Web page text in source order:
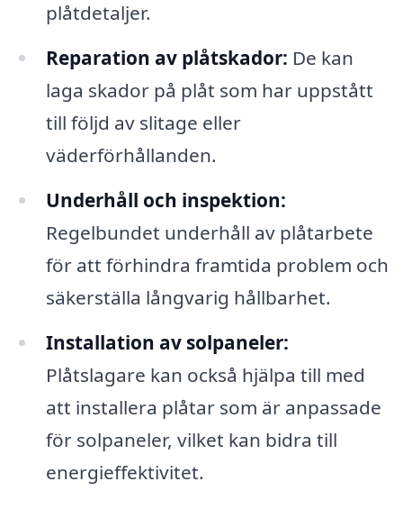
plåtdetaljer.
Reparation av plåtskador: De kan
laga skador på plåt som har uppstått
till följd av slitage eller
väderförhållanden.
Underhåll och inspektion:
Regelbundet underhåll av plåtarbete
för att förhindra framtida problem och
säkerställa långvarig hållbarhet.
Installation av solpaneler:
Plåtslagare kan också hjälpa till med
att installera plåtar som är anpassade
för solpaneler, vilket kan bidra till
energieffektivitet.